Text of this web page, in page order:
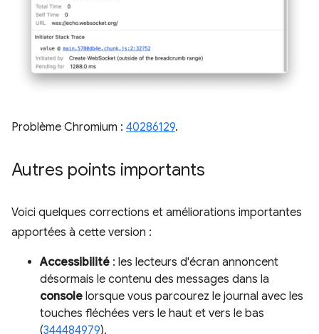
Problème Chromium : 40286129.
Autres points importants
Voici quelques corrections et améliorations importantes
apportées à cette version :
Accessibilité : les lecteurs d'écran annoncent
désormais le contenu des messages dans la
console lorsque vous parcourez le journal avec les
touches fléchées vers le haut et vers le bas
(344484979).